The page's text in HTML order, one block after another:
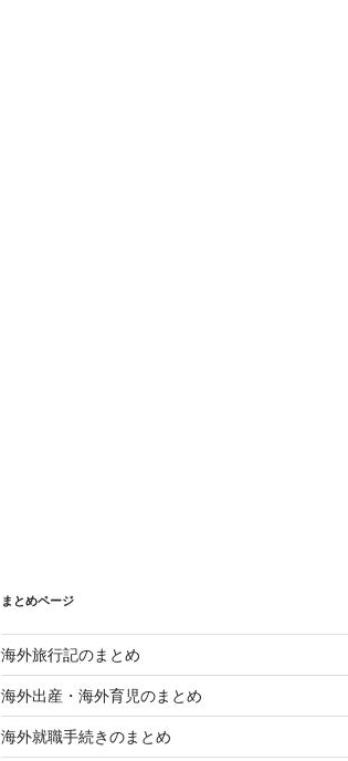
まとめページ
海外旅行記のまとめ
海外出産・海外育児のまとめ
海外就職手続きのまとめ